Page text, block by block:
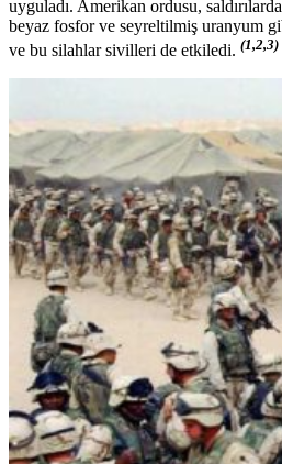
uyguladı. Amerikan ordusu,
beyaz fosfor ve seyreltilmiş uranyum
ve bu silahlar sivilleri de etkiledi. (1,2,3)